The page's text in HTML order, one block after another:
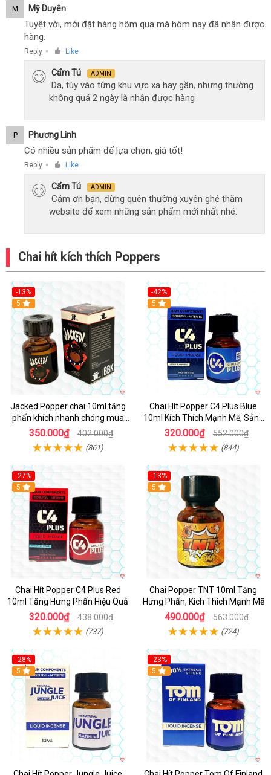
M Mỹ Duyên
Tuyệt vời, mới đặt hàng hôm qua mà hôm nay đã nhận được
hàng.
Reply ● Like
Cẩm Tú ADMIN
Dạ, tùy vào từng khu vực xa hay gần, nhưng thường
không quá 2 ngày là nhận được hàng
P Phương Linh
Có nhiều sản phẩm để lựa chọn, giá tốt!
Reply ● Like
Cẩm Tú ADMIN
Cảm ơn bạn, đừng quên thường xuyên ghé thăm
website để xem những sản phẩm mới nhất nhé.
Chai hít kích thích Poppers
-13%
5
Jacked Popper chai 10ml tăng
phấn khích nhanh chóng mua
ngay
350.000₫ 402.000₫
(861)
-42%
5
Chai Hít Popper C4 Plus Blue
10ml Kích Thích Mạnh Mẽ, Sảng
Khoái
320.000₫ 552.000₫
(844)
-27%
5
Chai Hít Popper C4 Plus Red
10ml Tăng Hưng Phấn Hiệu Quả
320.000₫ 438.000₫
(737)
-13%
5
Chai Popper TNT 10ml Tăng
Hưng Phấn, Kích Thích Mạnh Mẽ
490.000₫ 563.000₫
(724)
-28%
5
-23%
5